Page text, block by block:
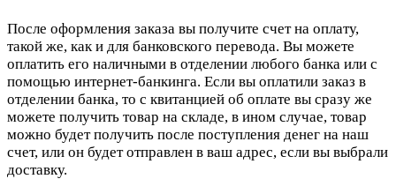
После оформления заказа вы получите счет на оплату,
такой же, как и для банковского перевода. Вы можете
оплатить его наличными в отделении любого банка или с
помощью интернет-банкинга. Если вы оплатили заказ в
отделении банка, то с квитанцией об оплате вы сразу же
можете получить товар на складе, в ином случае, товар
можно будет получить после поступления денег на наш
счет, или он будет отправлен в ваш адрес, если вы выбрали
доставку.